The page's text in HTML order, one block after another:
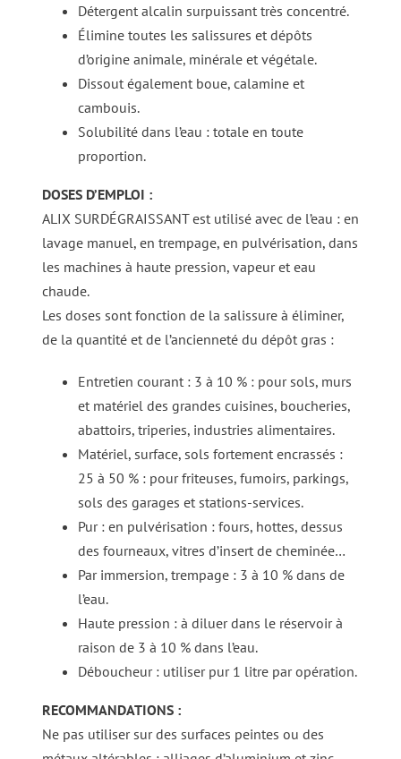
Détergent alcalin surpuissant très concentré.
Élimine toutes les salissures et dépôts
d’origine animale, minérale et végétale.
Dissout également boue, calamine et
cambouis.
Solubilité dans l’eau : totale en toute
proportion.
DOSES D’EMPLOI :
ALIX SURDÉGRAISSANT est utilisé avec de l’eau : en
lavage manuel, en trempage, en pulvérisation, dans
les machines à haute pression, vapeur et eau
chaude.
Les doses sont fonction de la salissure à éliminer,
de la quantité et de l’ancienneté du dépôt gras :
Entretien courant : 3 à 10 % : pour sols, murs
et matériel des grandes cuisines, boucheries,
abattoirs, triperies, industries alimentaires.
Matériel, surface, sols fortement encrassés :
25 à 50 % : pour friteuses, fumoirs, parkings,
sols des garages et stations-services.
Pur : en pulvérisation : fours, hottes, dessus
des fourneaux, vitres d’insert de cheminée…
Par immersion, trempage : 3 à 10 % dans de
l’eau.
Haute pression : à diluer dans le réservoir à
raison de 3 à 10 % dans l’eau.
Déboucheur : utiliser pur 1 litre par opération.
RECOMMANDATIONS :
Ne pas utiliser sur des surfaces peintes ou des